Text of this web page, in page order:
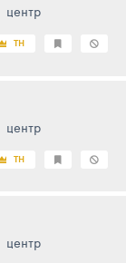
центр
TH
центр
TH
центр